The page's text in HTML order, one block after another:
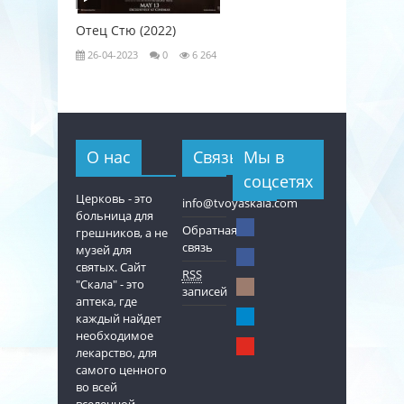
Отец Стю (2022)
26-04-2023 0 6 264
О нас
Церковь - это
больница для
грешников, а не
музей для
святых. Сайт
"Скала" - это
аптека, где
каждый найдет
необходимое
лекарство, для
самого ценного
во всей
Связь
info@tvoyaskala.com
Обратная
связь
RSS
записей
Мы в
соцсетях